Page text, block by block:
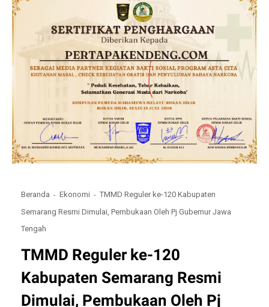
Beranda Ekonomi
TMMD Reguler ke-120 Kabupaten
Semarang Resmi Dimulai, Pembukaan Oleh Pj Gubernur Jawa
Tengah
TMMD Reguler ke-120
Kabupaten Semarang Resmi
Dimulai, Pembukaan Oleh Pj